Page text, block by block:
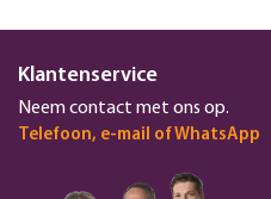
Klantenservice
Neem contact met ons op.
Telefoon, e-mail of WhatsApp